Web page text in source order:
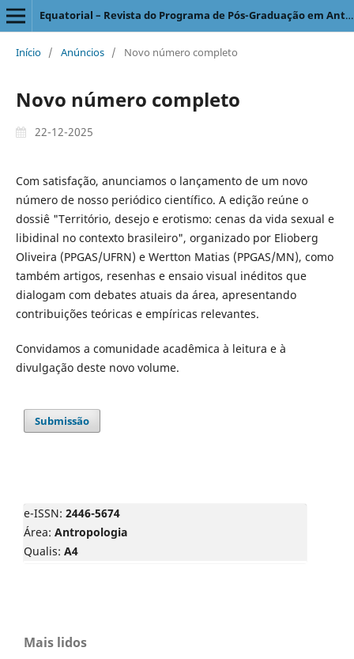
Equatorial – Revista do Programa de Pós-Graduação em Antropologia Social
Início / Anúncios / Novo número completo
Novo número completo
22-12-2025
Com satisfação, anunciamos o lançamento de um novo
número de nosso periódico científico. A edição reúne o
dossiê "Território, desejo e erotismo: cenas da vida sexual e
libidinal no contexto brasileiro", organizado por Elioberg
Oliveira (PPGAS/UFRN) e Wertton Matias (PPGAS/MN), como
também artigos, resenhas e ensaio visual inéditos que
dialogam com debates atuais da área, apresentando
contribuições teóricas e empíricas relevantes.
Convidamos a comunidade acadêmica à leitura e à
divulgação deste novo volume.
Submissão
e-ISSN: 2446-5674
Área: Antropologia
Qualis: A4
Mais lidos